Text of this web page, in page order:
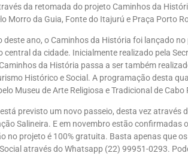
da retomada do projeto Caminhos da
Morro da Guia, Fonte do Itajurú e Praça Porto
deste ano, o Caminhos da História foi lançado
central da cidade. Inicialmente realizado pela
da História passa a ser também
Histórico e Social. A programação desta
Museu de Arte Religiosa e Tradicional de
previsto um novo passeio, desta vez através
Salineira. E em novembro estão
no projeto é 100% gratuita. Basta apenas que
através do Whatsapp (22) 99951-0293.